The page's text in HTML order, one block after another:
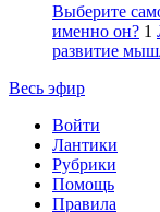
Выберите
именно он? 1
развитие
Весь эфир
Войти
Лантики
Рубрики
Помощь
Правила